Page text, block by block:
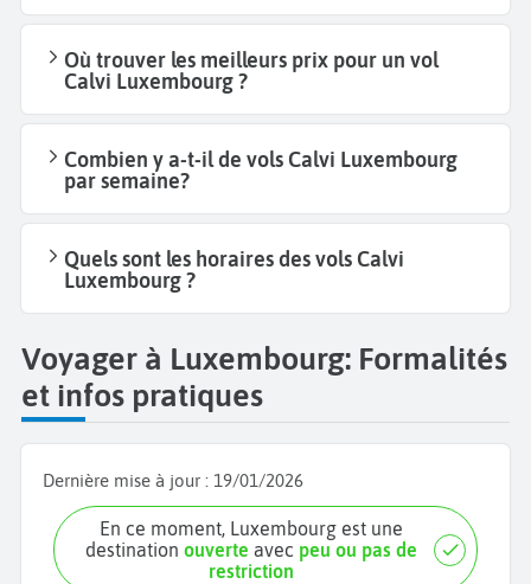
Où trouver les meilleurs prix pour un vol
Calvi Luxembourg ?
Combien y a-t-il de vols Calvi Luxembourg
par semaine?
Quels sont les horaires des vols Calvi
Luxembourg ?
Voyager à Luxembourg: Formalités
et infos pratiques
Dernière mise à jour : 19/01/2026
En ce moment, Luxembourg est une
destinationouverte avec peu ou pas de
restriction